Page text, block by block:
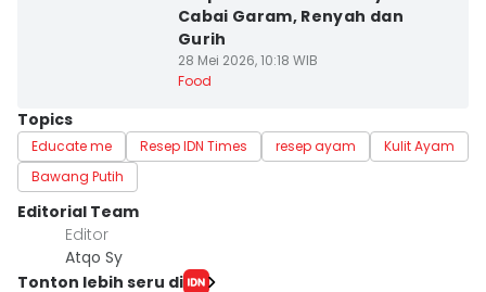
Cabai Garam, Renyah dan
Gurih
28 Mei 2026, 10:18 WIB
Food
Topics
Educate me Resep IDN Times resep ayam
Kulit Ayam
Bawang Putih
Editorial Team
Editor
Atqo Sy
Tonton lebih seru di